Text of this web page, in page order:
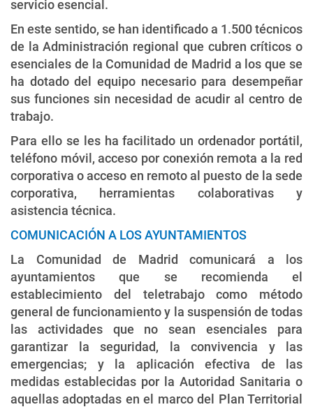
servicio esencial.
En este sentido, se han identificado a 1.500 técnicos
de la Administración regional que cubren críticos o
esenciales de la Comunidad de Madrid a los que se
ha dotado del equipo necesario para desempeñar
sus funciones sin necesidad de acudir al centro de
trabajo.
Para ello se les ha facilitado un ordenador portátil,
teléfono móvil, acceso por conexión remota a la red
corporativa o acceso en remoto al puesto de la sede
corporativa, herramientas colaborativas y
asistencia técnica.
COMUNICACIÓN A LOS AYUNTAMIENTOS
La Comunidad de Madrid comunicará a los
ayuntamientos que se recomienda el
establecimiento del teletrabajo como método
general de funcionamiento y la suspensión de todas
las actividades que no sean esenciales para
garantizar la seguridad, la convivencia y las
emergencias; y la aplicación efectiva de las
medidas establecidas por la Autoridad Sanitaria o
aquellas adoptadas en el marco del Plan Territorial